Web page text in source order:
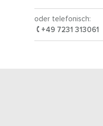
oder telefonisch:
+49 7231 313061